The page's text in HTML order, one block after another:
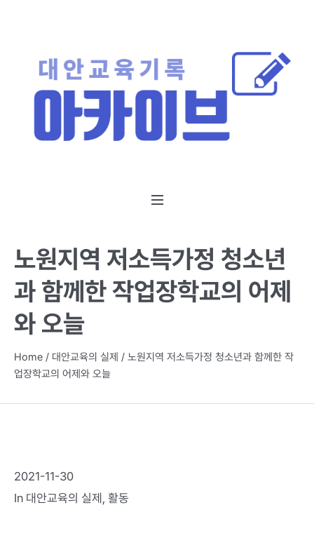
노원지역 저소득가정 청소년
과 함께한 작업장학교의 어제
와 오늘
Home / 대안교육의 실제 / 노원지역 저소득가정 청소년과 함께한 작
업장학교의 어제와 오늘
2021-11-30
In 대안교육의 실제 , 활동